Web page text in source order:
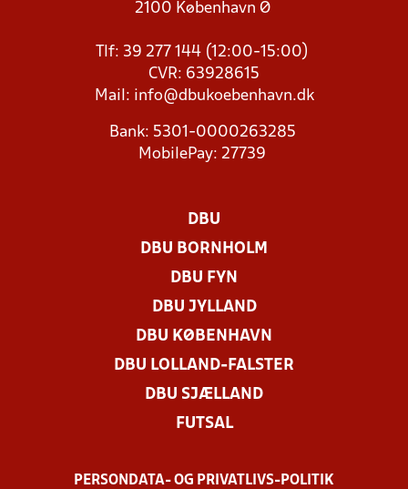
2100 København Ø
Tlf: 39 277 144 (12:00-15:00)
CVR: 63928615
Mail: info@dbukoebenhavn.dk
Bank: 5301-0000263285
MobilePay: 27739
DBU
DBU BORNHOLM
DBU FYN
DBU JYLLAND
DBU KØBENHAVN
DBU LOLLAND-FALSTER
DBU SJÆLLAND
FUTSAL
PERSONDATA- OG PRIVATLIVS-POLITIK